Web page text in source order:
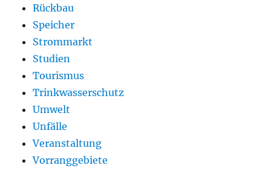
Rückbau
Speicher
Strommarkt
Studien
Tourismus
Trinkwasserschutz
Umwelt
Unfälle
Veranstaltung
Vorranggebiete